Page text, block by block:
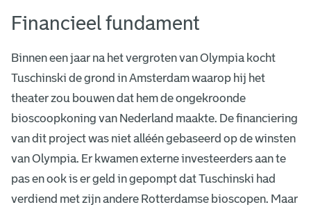
Financieel fundament
Binnen een jaar na het vergroten van Olympia kocht
Tuschinski de grond in Amsterdam waarop hij het
theater zou bouwen dat hem de ongekroonde
bioscoopkoning van Nederland maakte. De financiering
van dit project was niet alléén gebaseerd op de winsten
van Olympia. Er kwamen externe investeerders aan te
pas en ook is er geld in gepompt dat Tuschinski had
verdiend met zijn andere Rotterdamse bioscopen. Maar